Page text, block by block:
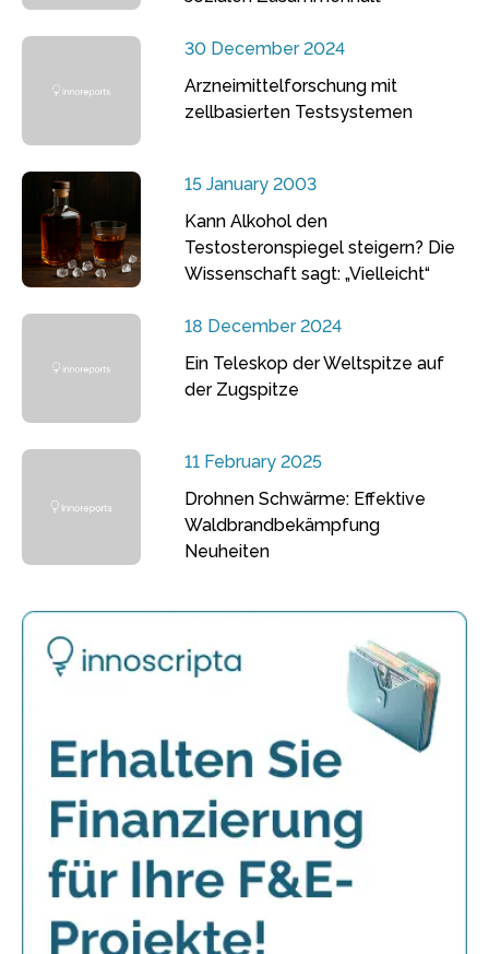
30 December 2024
Arzneimittelforschung mit
zellbasierten Testsystemen
15 January 2003
Kann Alkohol den
Testosteronspiegel steigern? Die
Wissenschaft sagt: „Vielleicht“
18 December 2024
Ein Teleskop der Weltspitze auf
der Zugspitze
11 February 2025
Drohnen Schwärme: Effektive
Waldbrandbekämpfung
Neuheiten